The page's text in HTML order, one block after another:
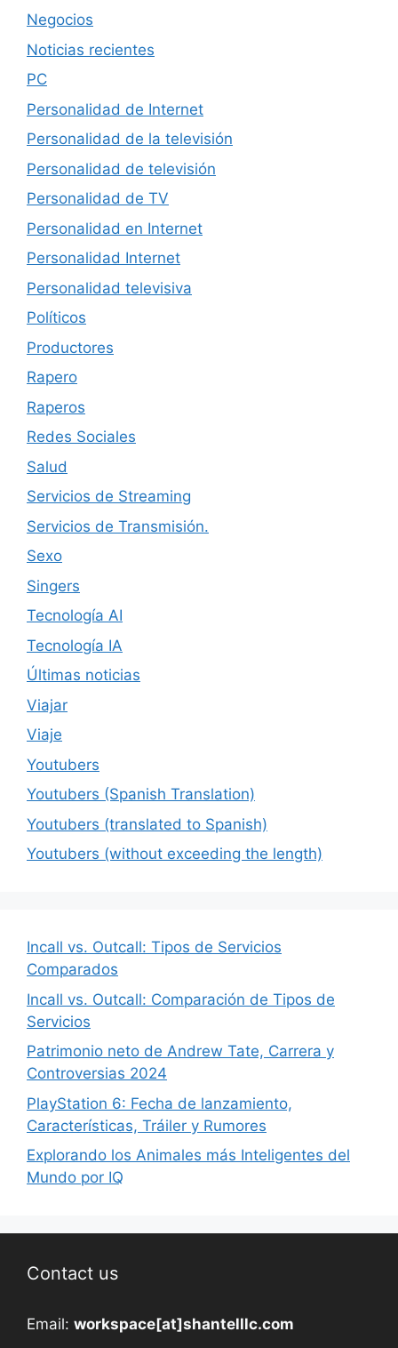
Negocios
Noticias recientes
PC
Personalidad de Internet
Personalidad de la televisión
Personalidad de televisión
Personalidad de TV
Personalidad en Internet
Personalidad Internet
Personalidad televisiva
Políticos
Productores
Rapero
Raperos
Redes Sociales
Salud
Servicios de Streaming
Servicios de Transmisión.
Sexo
Singers
Tecnología AI
Tecnología IA
Últimas noticias
Viajar
Viaje
Youtubers
Youtubers (Spanish Translation)
Youtubers (translated to Spanish)
Youtubers (without exceeding the length)
Incall vs. Outcall: Tipos de Servicios
Comparados
Incall vs. Outcall: Comparación de Tipos de
Servicios
Patrimonio neto de Andrew Tate, Carrera y
Controversias 2024
PlayStation 6: Fecha de lanzamiento,
Características, Tráiler y Rumores
Explorando los Animales más Inteligentes del
Mundo por IQ
Contact us
Email: workspace[at]shantelllc.com